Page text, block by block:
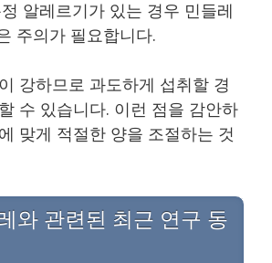
알레르기가 있는 경우 민들레
주의가 필요합니다.
강하므로 과도하게 섭취할 경
수 있습니다. 이런 점을 감안하
맞게 적절한 양을 조절하는 것
와 관련된 최근 연구 동